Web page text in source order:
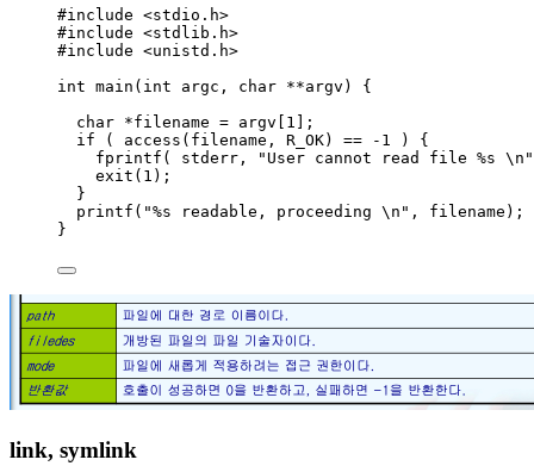
#include <stdio.h>
#include <stdlib.h>
#include <unistd.h>
int main ( int argc , char **argv ) {
char *filename = argv 1 ];
if ( access(filename, R_OK) == - 1 ) {
fprintf( stderr,
" User cannot read file %s \n "
exit( 1 ) ;
}
printf( "%s readable, proceeding \n " , filename) ;
}
link, symlink